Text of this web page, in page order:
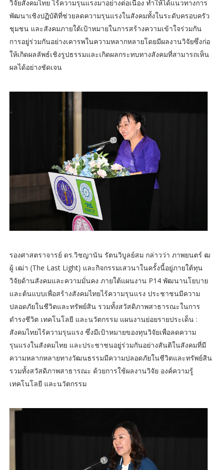
วิจัยสังคมไทย ไร้ความรุนแรงมาอย่างต่อเนื่อง ทำให้ได้แนวทางการ
พัฒนาเชิงปฏิบัติที่ช่วยลดความรุนแรงในสังคมทั้งในระดับครอบครัว
ชุมชน และสังคมภายใต้เป้าหมายในการสร้างความเข้าใจร่วมกัน
การอยู่ร่วมกันอย่างเคารพในความหลากหลายโดยมีผลงานวิจัยซึ่งก่อ
ให้เกิดผลลัพธ์เชิงรูปธรรมและเกิดผลกระทบทางสังคมที่สามารถเห็น
ผลได้อย่างชัดเจน
รองศาสตราจารย์ ดร.วิชญานัน รัตนวิบูลย์สม กล่าวว่า ภาพยนตร์ ฒ
ผู้ เฒ่า (The Last Light) และกิจกรรมเสวนาในครั้งนี้อยู่ภายใต้ทุน
วิจัยด้านสังคมและความมั่นคง ภายใต้แผนงาน P14 พัฒนานโยบาย
และต้นแบบเพื่อสร้างสังคมไทยไร้ความรุนแรง ประชาชนมีความ
ปลอดภัยในชีวิตและทรัพย์สิน รวมทั้งสวัสดิภาพสาธารณะในการ
ดำรงชีวิต เทคโนโลยี และนวัตกรรม แผนงานย่อยรายประเด็น :
สังคมไทยไร้ความรุนแรง ซึ่งมีเป้าหมายของทุนวิจัยเพื่อลดความ
รุนแรงในสังคมไทย และประชาชนอยู่ร่วมกันอย่างสันติในสังคมที่มี
ความหลากหลายทางวัฒนธรรมมีความปลอดภัยในชีวิตและทรัพย์สิน
รวมทั้งสวัสดิภาพสาธารณะ ด้วยการใช้ผลงานวิจัย องค์ความรู้
เทคโนโลยี และนวัตกรรม